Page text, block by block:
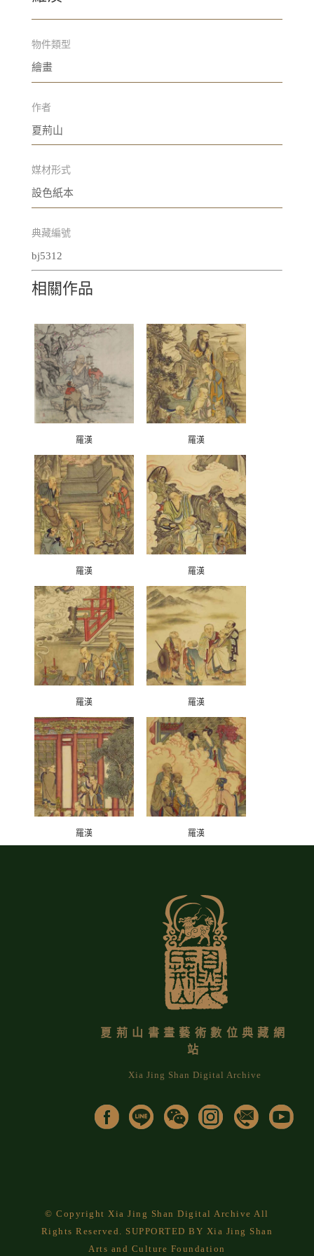
物件類型
繪畫
作者
夏荊山
媒材形式
設色紙本
典藏編號
bj5312
相關作品
羅漢 羅漢
羅漢 羅漢
羅漢 羅漢
羅漢 羅漢
夏荊山書畫藝術數位典藏網
站
Xia Jing Shan Digital Archive
© Copyright Xia Jing Shan Digital Archive All
Rights Reserved. SUPPORTED BY Xia Jing Shan
Arts and Culture Foundation